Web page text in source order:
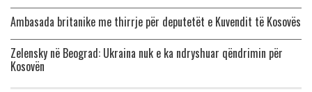
Ambasada britanike me thirrje për deputetët e Kuvendit të Kosovës
Zelensky në Beograd: Ukraina nuk e ka ndryshuar qëndrimin për
Kosovën